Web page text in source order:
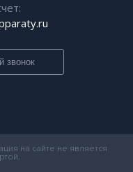
звонок
на сайте не является